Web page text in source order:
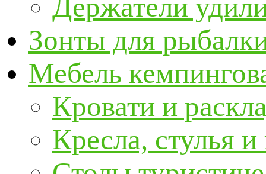
Держатели
Зонты для
Мебель
Кровати и
Кресла, стулья